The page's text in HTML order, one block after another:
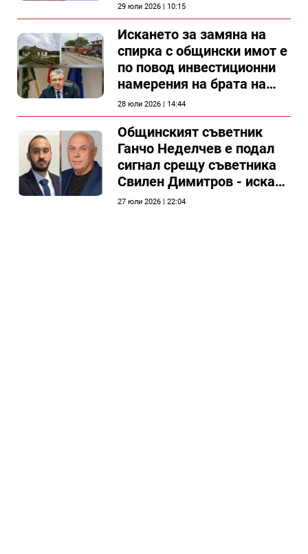
29 юли 2026 | 10:15
Искането за замяна на
спирка с общински имот е
по повод инвестиционни
намерения на брата на
председателя на
Общински съвет Силистра
28 юли 2026 | 14:44
Общинският съветник
Ганчо Неделчев е подал
сигнал срещу съветника
Свилен Димитров - иска
етичната комисия на
27 юли 2026 | 22:04